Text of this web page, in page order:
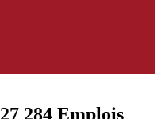
27 284 Emplois